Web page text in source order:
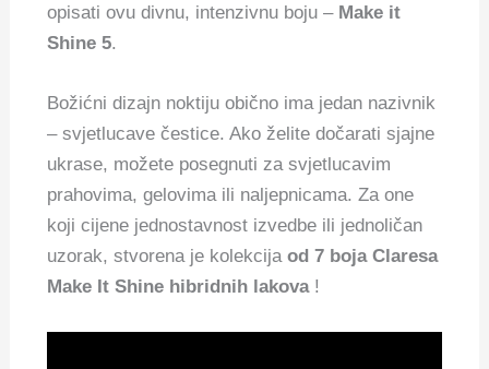
opisati ovu divnu, intenzivnu boju – Make it
Shine 5.
Božićni dizajn noktiju obično ima jedan nazivnik
– svjetlucave čestice.Ako želite dočarati sjajne
ukrase, možete posegnuti za svjetlucavim
prahovima, gelovima ili naljepnicama. Za one
koji cijene jednostavnost izvedbe ili jednoličan
uzorak, stvorena je kolekcijaod 7 boja Claresa
Make It Shine hibridnih lakova!